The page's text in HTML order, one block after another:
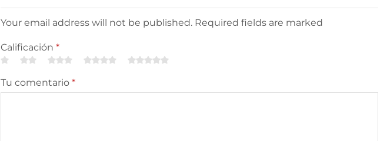
Your email address will not be published. Required fields are marked
Calificación *
Tu comentario *